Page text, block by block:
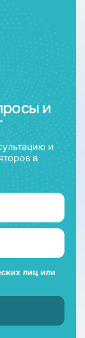
и
и
в
лиц или